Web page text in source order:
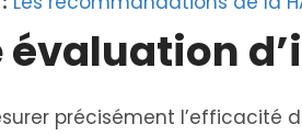
évaluation
précisément l’efficacité